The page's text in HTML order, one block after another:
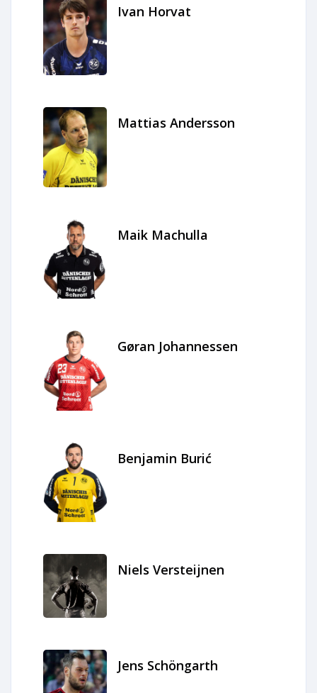
Ivan Horvat
Mattias Andersson
Maik Machulla
Gøran Johannessen
Benjamin Burić
Niels Versteijnen
Jens Schöngarth